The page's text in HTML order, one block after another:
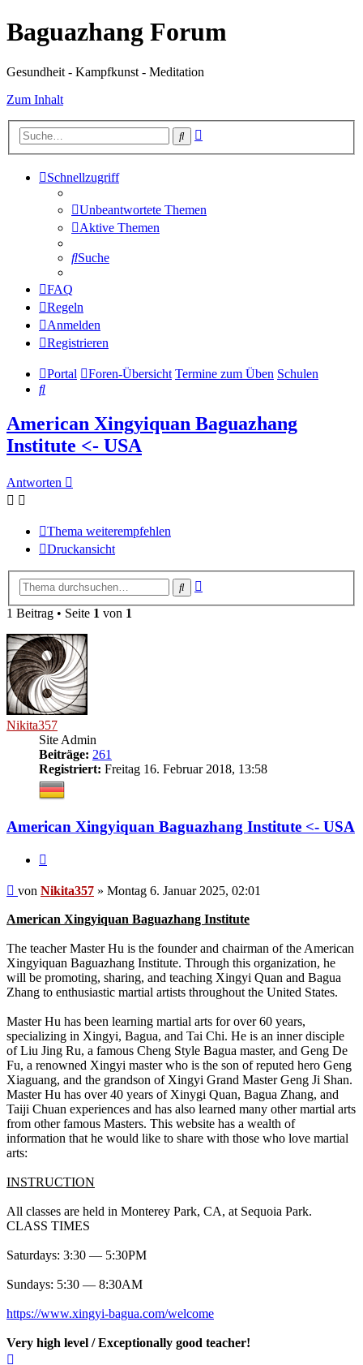
Baguazhang Forum
Gesundheit - Kampfkunst - Meditation
Zum Inhalt
Suche
Schnellzugriff
Unbeantwortete Themen
Aktive Themen
Suche
FAQ
Regeln
Anmelden
Registrieren
Portal Foren-Übersicht Termine zum Üben Schulen
Suche
American Xingyiquan Baguazhang
Institute <- USA
Antworten
Thema weiterempfehlen
Druckansicht
Suche
1 Beitrag • Seite 1 von 1
Nikita357
Site Admin
Beiträge: 261
Registriert: Freitag 16. Februar 2018, 13:58
American Xingyiquan Baguazhang Institute <- USA
Beitrag
von Nikita357 » Montag 6. Januar 2025, 02:01
American Xingyiquan Baguazhang Institute
The teacher Master Hu is the founder and chairman of the American
Xingyiquan Baguazhang Institute. Through this organization, he
will be promoting, sharing, and teaching Xingyi Quan and Bagua
Zhang to enthusiastic martial artists throughout the United States.
Master Hu has been learning martial arts for over 60 years,
specializing in Xingyi, Bagua, and Tai Chi. He is an inner disciple
of Liu Jing Ru, a famous Cheng Style Bagua master, and Geng De
Fu, a renowned Xingyi master who is the son of reputed hero Geng
Xiaguang, and the grandson of Xingyi Grand Master Geng Ji Shan.
Master Hu has over 40 years of Xinygi Quan, Bagua Zhang, and
Taiji Chuan experiences and has also learned many other martial arts
from other famous Masters. This website has a wealth of
information that he would like to share with those who love martial
arts:
INSTRUCTION
All classes are held in Monterey Park, CA, at Sequoia Park.
CLASS TIMES
Saturdays: 3:30 — 5:30PM
Sundays: 5:30 — 8:30AM
https://www.xingyi-bagua.com/welcome
Very high level / Exceptionally good teacher!